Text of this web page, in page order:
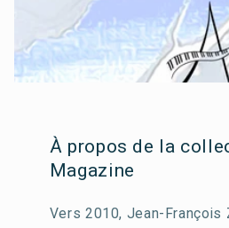
À propos de la
Magazine
Vers 2010, Jean-François